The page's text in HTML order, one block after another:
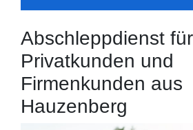
Abschleppdienst für
Privatkunden und
Firmenkunden aus
Hauzenberg